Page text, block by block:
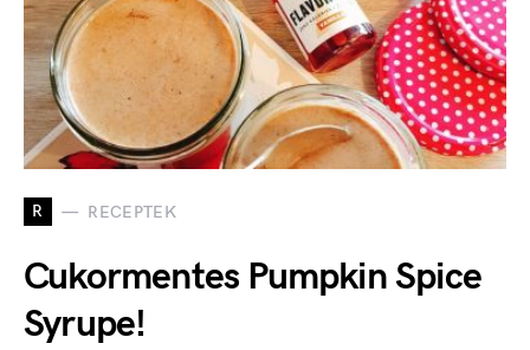
R RECEPTEK
Cukormentes Pumpkin Spice
Syrupe!